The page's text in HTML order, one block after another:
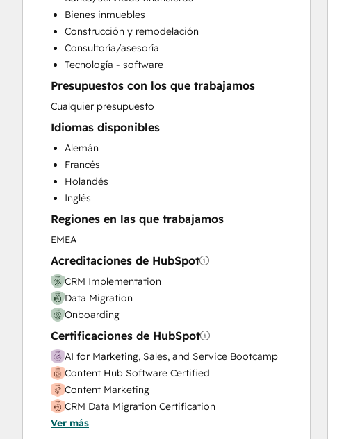
Customer Success Training
Customer Support Training
Customer Survey and Analysis
Email Marketing
Full Inbound Marketing Services
Help Desk Implementation
Paid Advertising
Programmable Automation
Sales and Marketing Alignment
Sales Coaching and Training
Sales Enablement
Website Design
Website Development
Bienes inmuebles
Construcción y remodelación
Consultoría/asesoría
Tecnología - software
Presupuestos con los que trabajamos
Cualquier presupuesto
Idiomas disponibles
Alemán
Francés
Holandés
Inglés
Regiones en las que trabajamos
EMEA
Acreditaciones de HubSpot
CRM Implementation
Data Migration
Onboarding
Certificaciones de HubSpot
AI for Marketing, Sales, and Service Bootcamp
Content Hub Software Certified
Content Marketing
CRM Data Migration Certification
Data Integrations Certification
Ver más